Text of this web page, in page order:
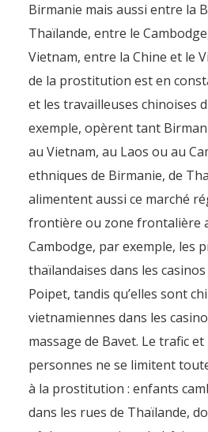
Birmanie mais aussi entre la
Thaïlande, entre le
Vietnam, entre la Chine et le
de la prostitution est en
et les travailleuses chinoises
exemple, opèrent tant
au Vietnam, au Laos ou au
ethniques de Birmanie, de
alimentent aussi ce marché
frontière ou zone frontalière
Cambodge, par exemple, les
thaïlandaises dans les
Poipet, tandis qu’elles sont
vietnamiennes dans les
massage de Bavet. Le trafic
personnes ne se limitent
à la prostitution : enfants
dans les rues de Thaïlande,